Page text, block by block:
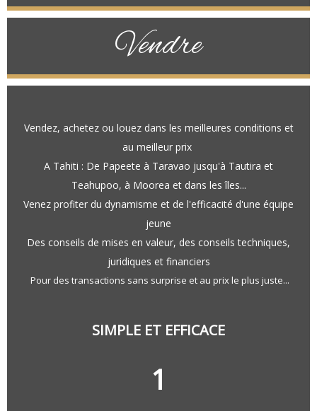
Vendre
Vendez, achetez ou louez dans les meilleures conditions et
au meilleur prix
A Tahiti : De Papeete à Taravao jusqu'à Tautira et
Teahupoo, à Moorea et dans les îles...
Venez profiter du dynamisme et de l'efficacité d'une équipe
jeune
Des conseils de mises en valeur, des conseils techniques,
juridiques et financiers
Pour des transactions sans surprise et au prix le plus juste...
SIMPLE ET EFFICACE
1